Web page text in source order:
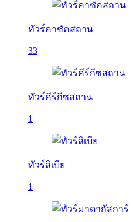
ทัวร์คาซัคสถาน
33
ทัวร์คีร์กีซสถาน
1
ทัวร์ลิเบีย
1